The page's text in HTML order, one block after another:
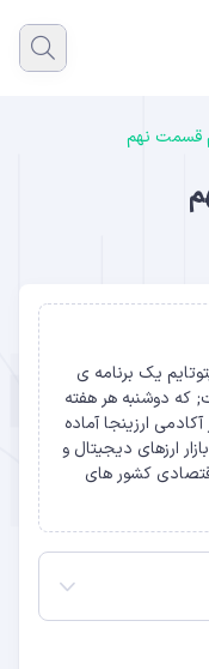
نهم
یک برنامه ی
دوشنبه هر هفته
ارزینجا آماده
دیجیتال و
کشور های